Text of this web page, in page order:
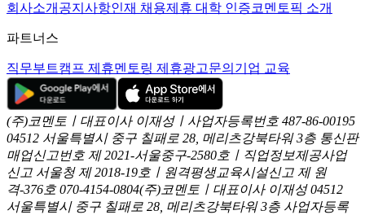
회사소개 공지사항인재 채용제휴 대학 인증코멘토픽 소개
파트너스
직무부트캠프 제휴멘토링 제휴광고문의 기업 교육
(주)코멘토ㅣ대표이사 이재성ㅣ사업자등록번호 487-86-00195
04512 서울특별시 중구 칠패로 28, 메리츠강북타워 3층 통신판
매업신고번호 제 2021-서울중구-2580호ㅣ직업정보제공사업
신고 서울청 제 2018-19호ㅣ원격평생교육시설신고 제 원
격-376호 070-4154-0804(주)코멘토ㅣ대표이사 이재성 04512
서울특별시 중구 칠패로 28, 메리츠강북타워 3층 사업자등록